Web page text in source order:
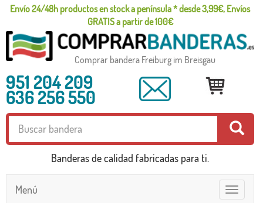
Envío 24/48h productos en stock a península * desde 3,99€, Envíos
GRATIS a partir de 100€
Comprar bandera Freiburg im Breisgau
951 204 209
636 256 550
Banderas de calidad fabricadas para ti.
Toggle
Menú